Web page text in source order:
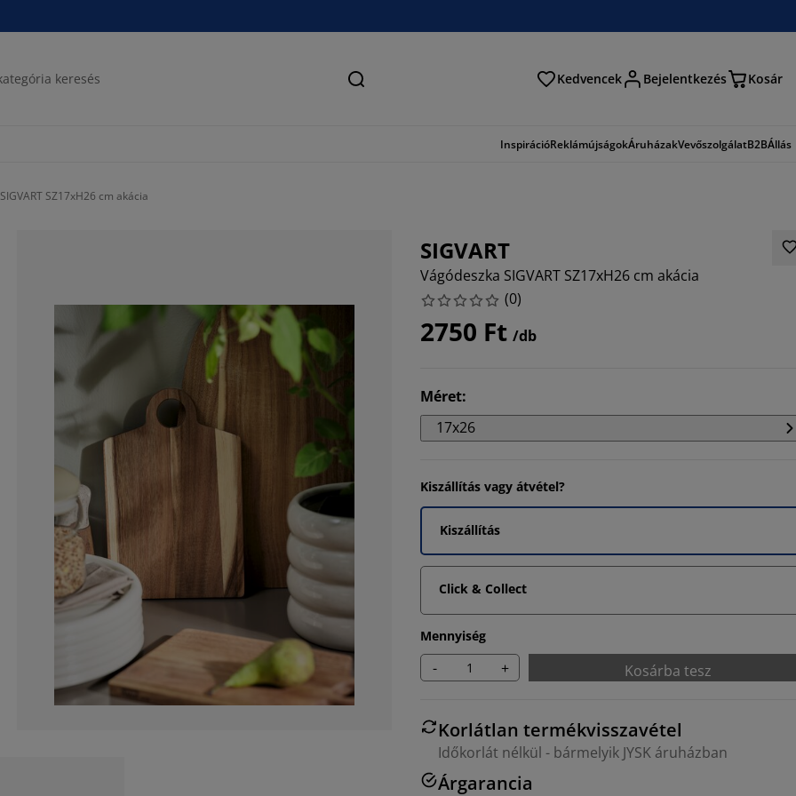
Keresés Kedvencek Bejelentkezés Kosár
InspirációReklámújságokÁruházakVevőszolgálatB2BÁllás
SZ17xH26 cm akácia
SIGVART
Vágódeszka SIGVART SZ17xH26 cm akácia
(0)
2750 Ft /db
Méret:
17x26
Kiszállítás vagy átvétel?
Kiszállítás
Click & Collect
Mennyiség
- + Kosárba tesz
Korlátlan termékvisszavétel
Időkorlát nélkül - bármelyik JYSK áruházban
Árgarancia